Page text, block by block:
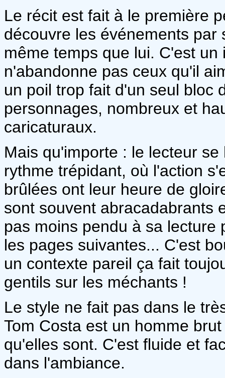
Le récit est fait à le première
découvre les événements
même temps que lui. C'est
n'abandonne pas ceux qu'il
un poil trop fait d'un seul bloc
personnages, nombreux et
caricaturaux.
Mais qu'importe : le lecteur
rythme trépidant, où l'action
brûlées ont leur heure de
sont souvent abracadabrants
pas moins pendu à sa lecture
les pages suivantes... C'est
un contexte pareil ça fait
gentils sur les méchants !
Le style ne fait pas dans le
Tom Costa est un homme
qu'elles sont. C'est fluide et
dans l'ambiance.